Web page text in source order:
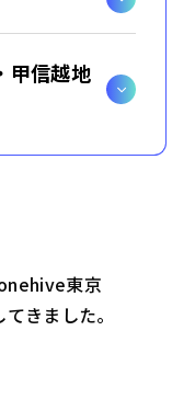
信越地
東京
きました。